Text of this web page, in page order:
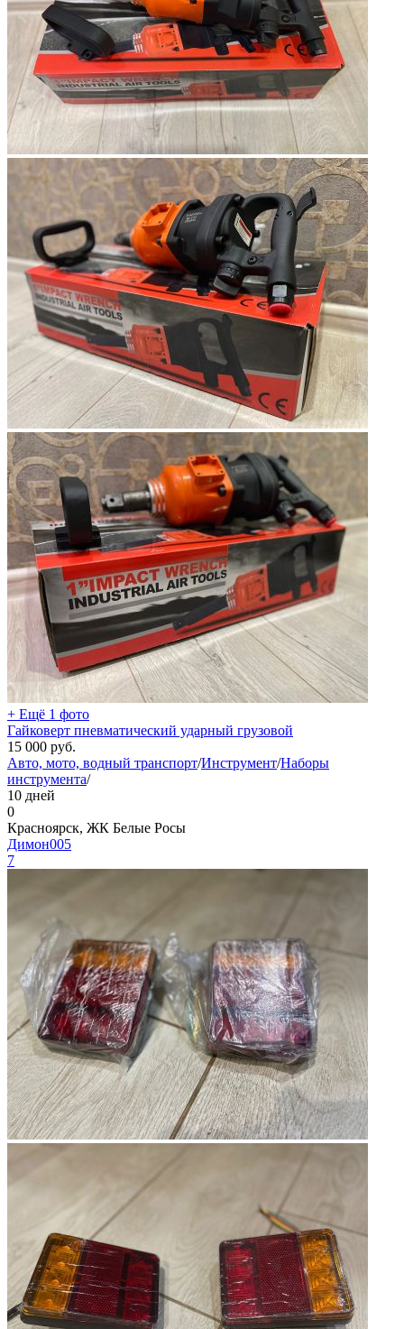
+ Ещё 1 фото
Гайковерт пневматический ударный грузовой
15 000 руб.
Авто, мото, водный транспорт/Инструмент/Наборы
инструмента/
10 дней
0
Красноярск, ЖК Белые Росы
Димон005
7